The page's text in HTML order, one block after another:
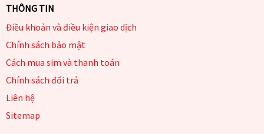
THÔNG TIN
Điều khoản và điều kiện giao dịch
Chính sách bảo mật
Cách mua sim và thanh toán
Chính sách đổi trả
Liên hệ
Sitemap